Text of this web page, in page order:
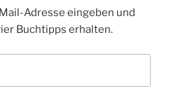
Adresse eingeben und
Buchtipps erhalten.